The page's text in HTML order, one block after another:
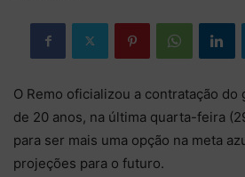
O Remo oficializou a contratação
de 20 anos, na última quarta-feira
para ser mais uma opção na meta
projeções para o futuro.